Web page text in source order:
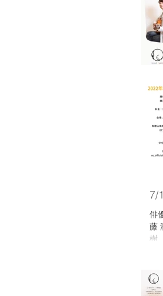
7/
俳
藤
樹